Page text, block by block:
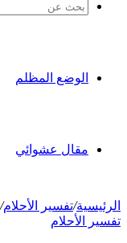
الوضع المظلم
مقال عشوائي
الرئيسية/تفسير الأحلام/
تفسير الأحلام